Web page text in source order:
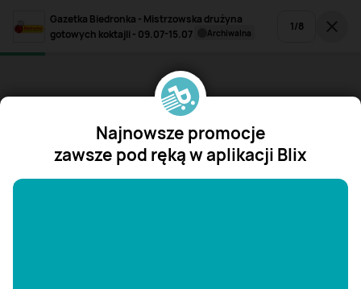
Gazetka Biedronka - Mistrzowska drużyna
gotowych koktajli - 09.07-15.07
archiwalna 1/8
Najnowsze promocje
zawsze pod ręką w aplikacji Blix
"/>